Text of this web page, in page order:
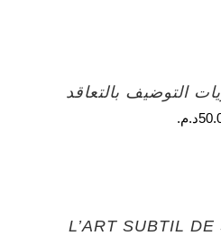
التوضيف بالتعاقد
د.م.
L’ART SUBTIL DE